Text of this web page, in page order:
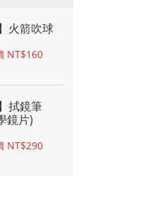
火箭吹球
NT$160
拭鏡筆
鏡片)
NT$290